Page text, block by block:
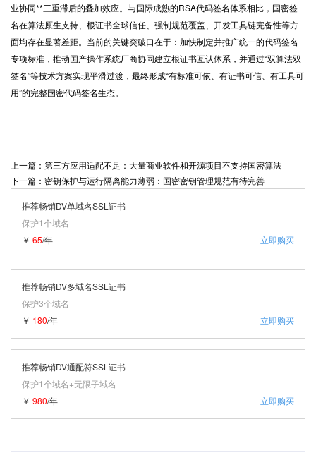
业协同**三重滞后的叠加效应。与国际成熟的RSA代码签名体系相比，国密签
名在算法原生支持、根证书全球信任、强制规范覆盖、开发工具链完备性等方
面均存在显著差距。当前的关键突破口在于：加快制定并推广统一的代码签名
专项标准，推动国产操作系统厂商协同建立根证书互认体系，并通过“双算法双
签名”等技术方案实现平滑过渡，最终形成“有标准可依、有证书可信、有工具可
用”的完整国密代码签名生态。
上一篇：第三方应用适配不足：大量商业软件和开源项目不支持国密算法
下一篇：密钥保护与运行隔离能力薄弱：国密密钥管理规范有待完善
推荐畅销DV单域名SSL证书
保护1个域名
立即购买
￥ 65/年
推荐畅销DV多域名SSL证书
保护3个域名
立即购买
￥ 180/年
推荐畅销DV通配符SSL证书
保护1个域名+无限子域名
立即购买
￥ 980/年